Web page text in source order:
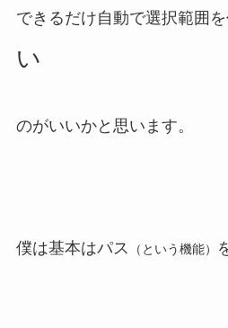
できるだけ自動で選択範囲
い
のがいいかと思います。
僕は基本はパス （という機能）